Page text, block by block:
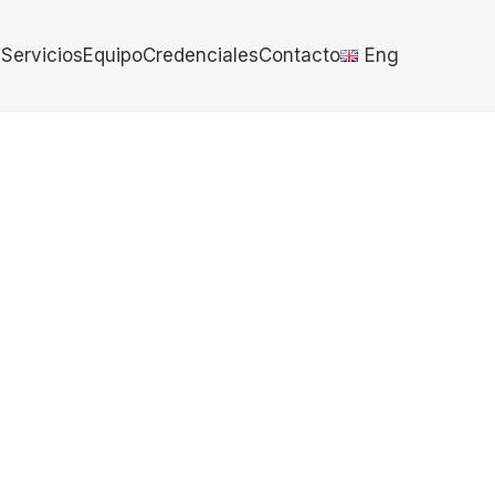
ServiciosEquipoCredencialesContacto Eng